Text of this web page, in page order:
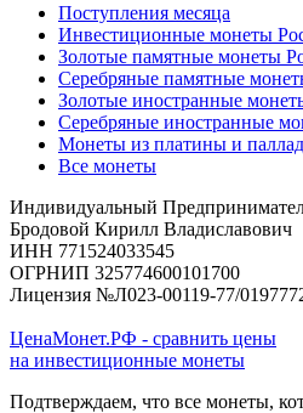
Поступления месяца
Инвестиционные монеты
Золотые памятные монеты
Серебряные памятные
Золотые иностранные
Серебряные иностранные
Монеты из платины и
Все монеты
Индивидуальный
Бродовой Кирилл Владиславович
ИНН 771524033545
ОГРНИП 325774600101700
Лицензия №Л023-00119-77/
ЦенаМонет.РФ - сравнить цены
на инвестиционные монеты
Подтверждаем, что все монеты,